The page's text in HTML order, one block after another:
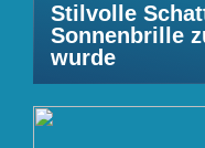
Stilvolle
Sonnenbrille
wurde